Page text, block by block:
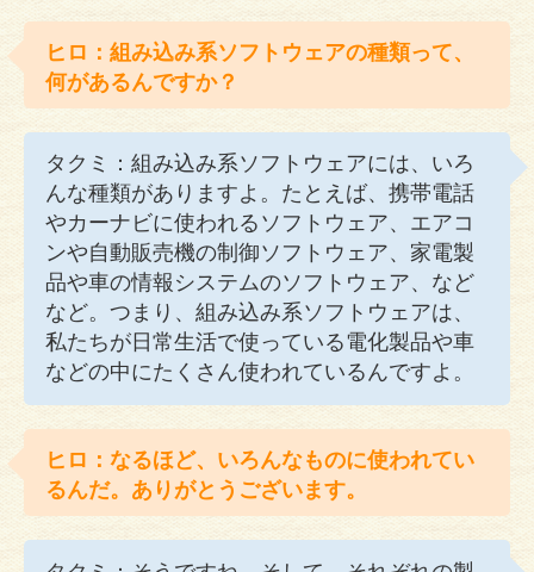
ヒロ：組み込み系ソフトウェアの種類って、
何があるんですか？
タクミ：組み込み系ソフトウェアには、いろ
んな種類がありますよ。たとえば、携帯電話
やカーナビに使われるソフトウェア、エアコ
ンや自動販売機の制御ソフトウェア、家電製
品や車の情報システムのソフトウェア、など
など。つまり、組み込み系ソフトウェアは、
私たちが日常生活で使っている電化製品や車
などの中にたくさん使われているんですよ。
ヒロ：なるほど、いろんなものに使われてい
るんだ。ありがとうございます。